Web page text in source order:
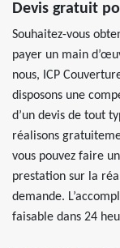
Devis gratuit
Souhaitez-vous
payer un main
nous, ICP
disposons une
d’un devis de tout
réalisons
vous pouvez faire
prestation sur la
demande.
faisable dans 24